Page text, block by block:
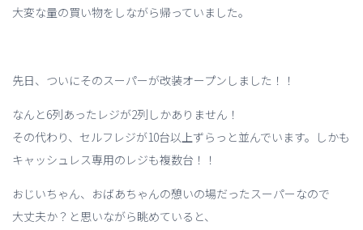
大変な量の買い物をしながら帰っていました。
先日、ついにそのスーパーが改装オープンしました！！
なんと6列あったレジが2列しかありません！
その代わり、セルフレジが10台以上ずらっと並んでいます。しかも
キャッシュレス専用のレジも複数台！！
おじいちゃん、おばあちゃんの憩いの場だったスーパーなので
大丈夫か？と思いながら眺めていると、